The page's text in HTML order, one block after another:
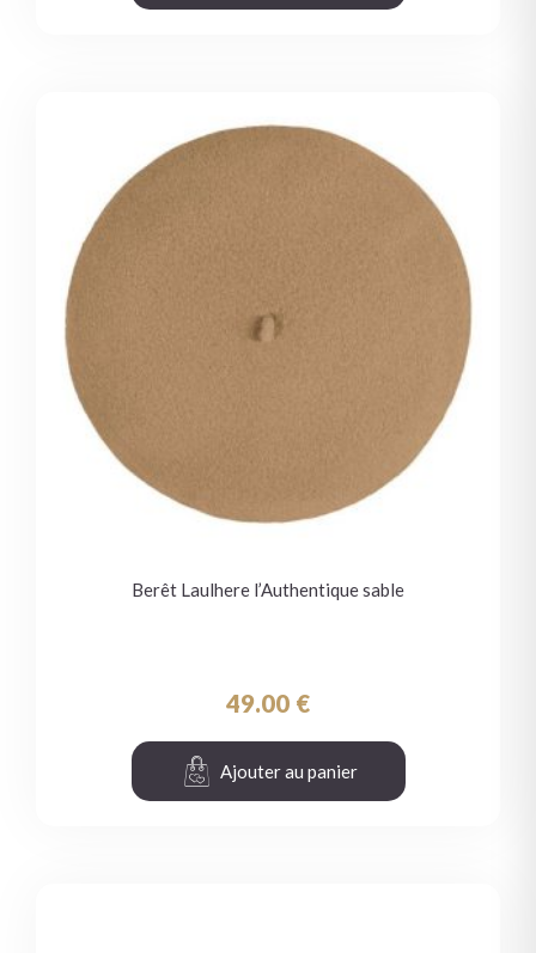
Berêt Laulhere l’Authentique sable
49.00 €
Ajouter au panier